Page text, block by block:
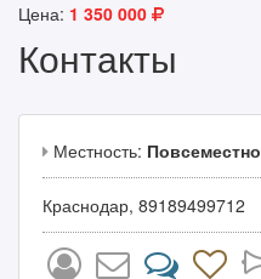
Цена: 1 350 000
Контакты
Местность: Повсеместно
Краснодар, 89189499712